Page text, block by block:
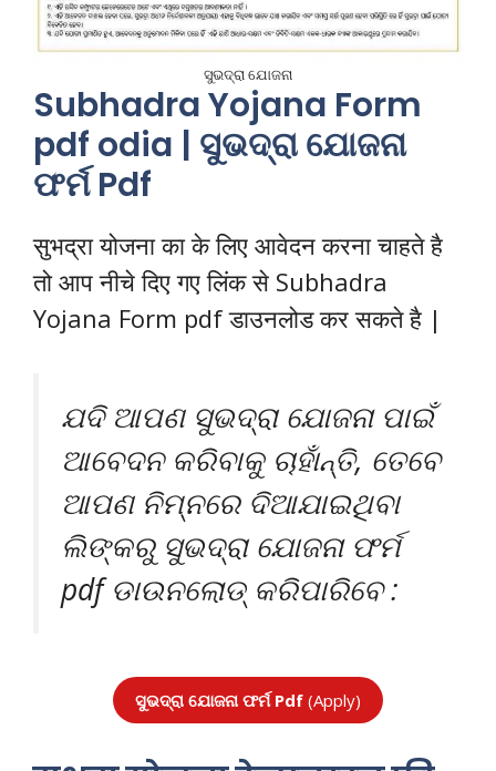
ସୁଭଦ୍ରା ଯୋଜନା
Subhadra Yojana Form
pdf odia | ସୁଭଦ୍ରା ଯୋଜନା
ଫର୍ମ Pdf
सुभद्रा योजना का के लिए आवेदन करना चाहते है
तो आप नीचे दिए गए लिंक से Subhadra
Yojana Form pdf डाउनलोड कर सकते है |
ଯଦି ଆପଣ ସୁଭଦ୍ରା ଯୋଜନା ପାଇଁ
ଆବେଦନ କରିବାକୁ ଚାହାଁନ୍ତି, ତେବେ
ଆପଣ ନିମ୍ନରେ ଦିଆଯାଇଥିବା
ଲିଙ୍କରୁ ସୁଭଦ୍ରା ଯୋଜନା ଫର୍ମ
pdf ଡାଉନଲୋଡ୍ କରିପାରିବେ :
ସୁଭଦ୍ରା ଯୋଜନା ଫର୍ମ Pdf (Apply)